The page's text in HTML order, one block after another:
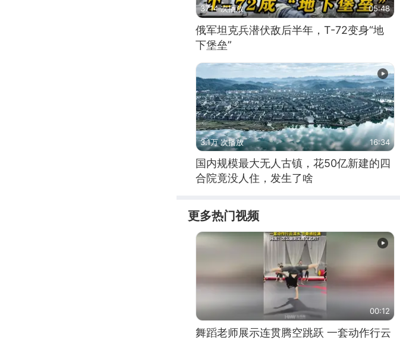
3714 次播放 05:48
俄军坦克兵潜伏敌后半年，T-72变身“地
下堡垒”
3.1万 次播放 16:34
国内规模最大无人古镇，花50亿新建的四
合院竟没人住，发生了啥
更多热门视频
00:12
舞蹈老师展示连贯腾空跳跃 一套动作行云